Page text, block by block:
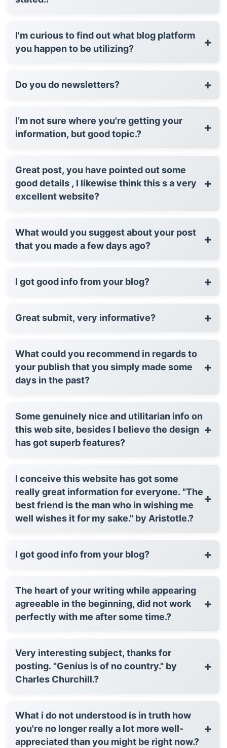
I'm curious to find out what blog platform
you happen to be utilizing?
+
Do you do newsletters? +
I’m not sure where you're getting your
information, but good topic.?
+
Great post, you have pointed out some
good details , I likewise think this s a very
excellent website?
+
What would you suggest about your post
that you made a few days ago?
+
I got good info from your blog? +
Great submit, very informative? +
What could you recommend in regards to
your publish that you simply made some
days in the past?
+
Some genuinely nice and utilitarian info on
this web site, besides I believe the design
has got superb features?
+
I conceive this website has got some
really great information for everyone. "The
best friend is the man who in wishing me
well wishes it for my sake." by Aristotle.?
+
I got good info from your blog? +
The heart of your writing while appearing
agreeable in the beginning, did not work
perfectly with me after some time.?
+
Very interesting subject, thanks for
posting. "Genius is of no country." by
Charles Churchill.?
+
What i do not understood is in truth how
you're no longer really a lot more well-
appreciated than you might be right now.?
+